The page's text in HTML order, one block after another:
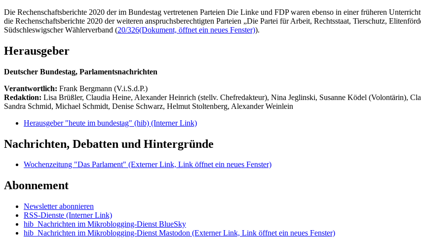
Die Rechenschaftsberichte 2020 der im Bundestag vertretenen Parteien Die Linke und FDP waren ebenso in einer früheren
die Rechenschaftsberichte 2020 der weiteren anspruchsberechtigten Parteien „Die Partei für Arbeit, Rechtsstaat, Tierschutz,
Südschleswigscher Wählerverband (20/326(Dokument, öffnet ein neues Fenster)).
Herausgeber
Deutscher Bundestag, Parlamentsnachrichten
Verantwortlich: Frank Bergmann (V.i.S.d.P.)
Redaktion: Lisa Brüßler, Claudia Heine, Alexander Heinrich (stellv. Chefredakteur), Nina Jeglinski, Susanne Ködel (Volontärin),
Sandra Schmid, Michael Schmidt, Denise Schwarz, Helmut Stoltenberg, Alexander Weinlein
Herausgeber "heute im bundestag" (hib) (Interner Link)
Nachrichten, Debatten und Hintergründe
Wochenzeitung "Das Parlament" (Externer Link, Link öffnet ein neues Fenster)
Abonnement
Newsletter abonnieren
RSS-Dienste (Interner Link)
hib_Nachrichten im Mikroblogging-Dienst BlueSky
hib_Nachrichten im Mikroblogging-Dienst Mastodon (Externer Link, Link öffnet ein neues Fenster)